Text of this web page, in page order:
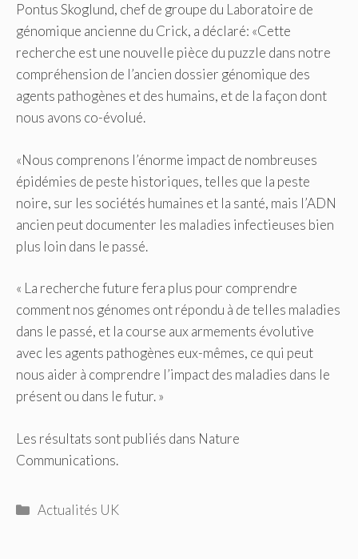
Pontus Skoglund, chef de groupe du Laboratoire de
génomique ancienne du Crick, a déclaré: «Cette
recherche est une nouvelle pièce du puzzle dans notre
compréhension de l’ancien dossier génomique des
agents pathogènes et des humains, et de la façon dont
nous avons co-évolué.
«Nous comprenons l’énorme impact de nombreuses
épidémies de peste historiques, telles que la peste
noire, sur les sociétés humaines et la santé, mais l’ADN
ancien peut documenter les maladies infectieuses bien
plus loin dans le passé.
« La recherche future fera plus pour comprendre
comment nos génomes ont répondu à de telles maladies
dans le passé, et la course aux armements évolutive
avec les agents pathogènes eux-mêmes, ce qui peut
nous aider à comprendre l’impact des maladies dans le
présent ou dans le futur. »
Les résultats sont publiés dans Nature
Communications.
Catégories
Actualités UK